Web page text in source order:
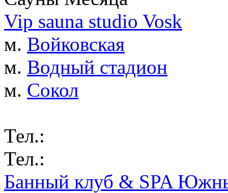
Vip sauna studio Vosk
м. Войковская
м. Водный стадион
м. Сокол
Тел.:
Тел.:
Банный клуб & SPA